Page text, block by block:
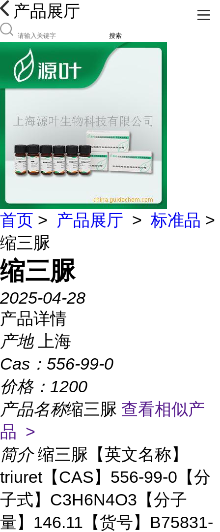
产品展厅
搜索
首页 > 产品展厅 > 标准品 >
缩三脲
缩三脲
2025-04-28
产品详情
产地
上海
Cas： 556-99-0
价格： 1200
产品名称缩三脲 查看相似产
品 >
简介 缩三脲【英文名称】
triuret【CAS】556-99-0【分
子式】C3H6N4O3【分子
量】146.11【货号】B75831-